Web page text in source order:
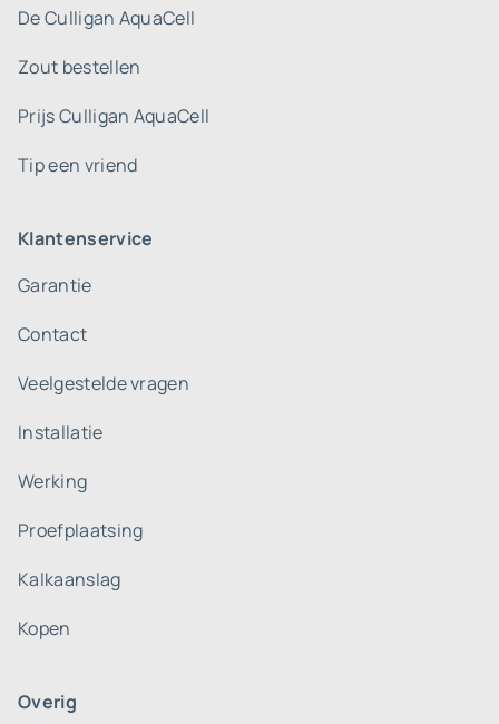
De Culligan AquaCell
Zout bestellen
Prijs Culligan AquaCell
Tip een vriend
Klantenservice
Garantie
Contact
Veelgestelde vragen
Installatie
Werking
Proefplaatsing
Kalkaanslag
Kopen
Overig